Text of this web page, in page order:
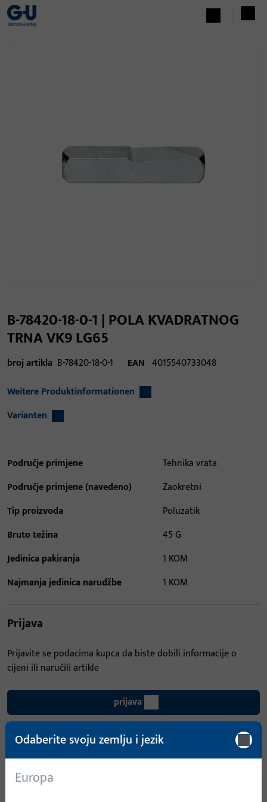
B-78420-18-0-1 | POLA KVADRATNOG
TRNA VK9 LG65
broj artikla B-78420-18-0-1 EAN 4015540733048
Weitere Produktinformationen
Varianten
Područje primjene
Tehnika vrata
Područje primjene (navedeno)
Zaokretni
Tip proizvoda
Poluzatik
Bruto težina
45 G
Jedinica pakiranja
1 KOM
Najmanja jedinica narudžbe
1 KOM
Prijava
Prijavite se podacima kupca da biste dobili informacije o
cijeni ili naručili artikle
prijava
Izradi račun
Opis proizvoda
Odaberite svoju zemlju i jezik
Europa